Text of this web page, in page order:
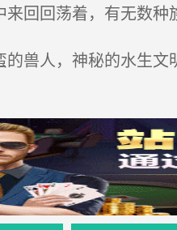
回回荡着，有无数种
兽人，神秘的水生文